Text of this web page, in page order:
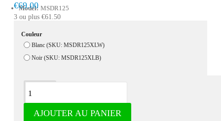
Model: MSDR125
€69.00
3 ou plus €61.50
Couleur
Blanc (SKU: MSDR125XLW)
Noir (SKU: MSDR125XLB)
AJOUTER AU PANIER
Description